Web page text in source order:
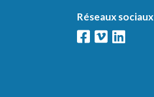
Réseaux sociaux